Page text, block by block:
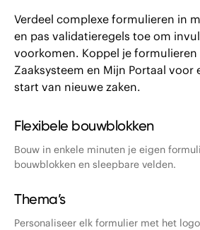
Verdeel complexe formulieren in
en pas validatieregels toe om
voorkomen. Koppel je
Zaaksysteem en Mijn Portaal voor
start van nieuwe zaken.
Flexibele bouwblokken
Bouw in enkele minuten je eigen
bouwblokken en sleepbare velden.
Thema’s
Personaliseer elk formulier met het